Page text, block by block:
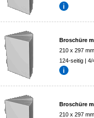
Broschüre
210 x 297 mm
124-seitig | 4/
Broschüre
210 x 297 mm